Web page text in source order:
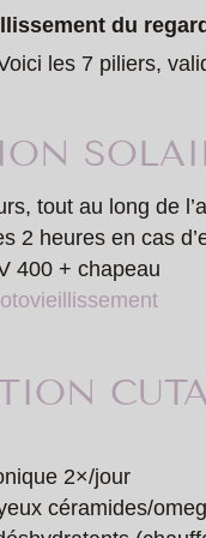
du
les 7 piliers,
tout au long de
2 heures en cas
400 + chapeau
2×/jour
céramides/